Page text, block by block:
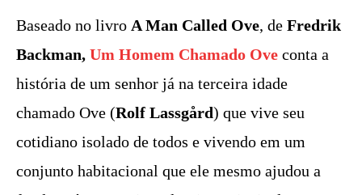
Baseado no livro A Man Called Ove, de Fredrik
Backman, Um Homem Chamado Ove conta a
história de um senhor já na terceira idade
chamado Ove (Rolf Lassgård) que vive seu
cotidiano isolado de todos e vivendo em um
conjunto habitacional que ele mesmo ajudou a